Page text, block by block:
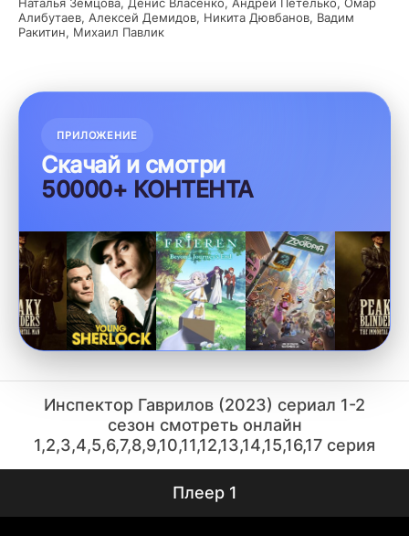
Алибутаев, Алексей Демидов, Никита Дювбанов, Вадим
Ракитин, Михаил Павлик
ПРИЛОЖЕНИЕ
Скачай и смотри
50000+ КОНТЕНТА
Инспектор Гаврилов (2023) сериал 1-2
сезон смотреть онлайн
1,2,3,4,5,6,7,8,9,10,11,12,13,14,15,16,17 серия
Плеер 1